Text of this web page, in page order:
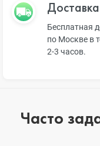
Доставка
Бесплатная
по Москве в
2-3 часов.
Часто